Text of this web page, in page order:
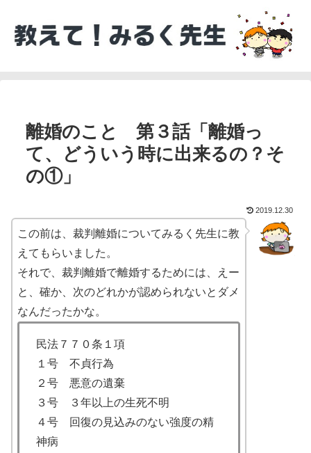
離婚のこと 第３話「離婚っ
て、どういう時に出来るの？そ
の①」
2019.12.30
この前は、裁判離婚についてみるく先生に教
えてもらいました。
それで、裁判離婚で離婚するためには、えー
と、確か、次のどれかが認められないとダメ
なんだったかな。
民法７７０条１項
１号 不貞行為
２号 悪意の遺棄
３号 ３年以上の生死不明
４号 回復の見込みのない強度の精
神病